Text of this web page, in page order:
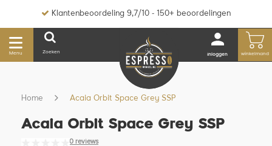
Klantenbeoordeling 9,7/10 - 150+ beoordelingen
Menu Zoeken inloggen winkelmand
Home Acaia Orbit Space Grey SSP
Acaia Orbit Space Grey SSP
0 reviews